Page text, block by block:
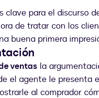
clave para el discurso
de tratar con los
buena primera
ventas la
el agente le presenta
al comprador